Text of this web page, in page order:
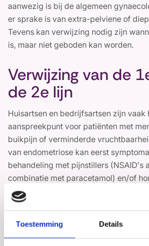
Toestemming Details
aanwezig is bij de algemeen
er sprake is van extra-pelviene of
Tevens kan verwijzing nodig zijn
is, maar niet geboden kan worden.
Verwijzing van de
de 2e lijn
Huisartsen en bedrijfsartsen zijn vaak
aanspreekpunt voor patiënten met
buikpijn of verminderde
van endometriose kan eerst
behandeling met pijnstillers (NSAID's
combinatie met paracetamol) en/of
worden geprobeerd conform de NHG
deze behandelingen onvoldoende
onderzocht moeten worden, is